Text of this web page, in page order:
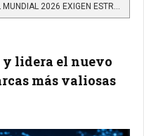
LEER MÁS…RIESGOS DE MARCA EN EL MUNDIAL 2026 EXIGEN ESTRATEGIA, DATOS Y SENSIBILIDAD HUMANA
y lidera el nuevo
más valiosas